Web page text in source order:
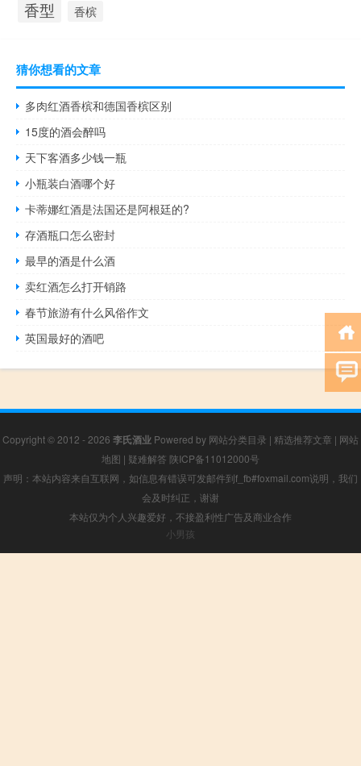
香型 香槟
猜你想看的文章
多肉红酒香槟和德国香槟区别
15度的酒会醉吗
天下客酒多少钱一瓶
小瓶装白酒哪个好
卡蒂娜红酒是法国还是阿根廷的?
存酒瓶口怎么密封
最早的酒是什么酒
卖红酒怎么打开销路
春节旅游有什么风俗作文
英国最好的酒吧
Copyright © 2012 - 2026 李氏酒业 Powered by 网站分类目录 | 精选推荐文章 | 网站
地图 | 疑难解答 陕ICP备11012000号
声明：本站内容来自互联网，如信息有错误可发邮件到f_fb#foxmail.com说明，我们
会及时纠正，谢谢
本站仅为个人兴趣爱好，不接盈利性广告及商业合作
小男孩